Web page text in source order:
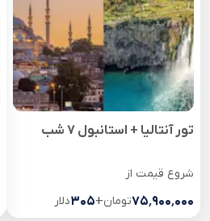
تور آنتالیا + استانبول 7 شب
شروع قیمت از
۷۵٬۹۰۰٬۰۰۰تومان+۳۰۵دلار